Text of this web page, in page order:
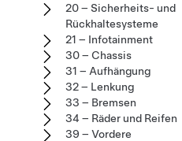
20 – Sicherheits- und
Rückhaltesysteme
21 – Infotainment
30 – Chassis
31 – Aufhängung
32 – Lenkung
33 – Bremsen
34 – Räder und Reifen
39 – Vordere